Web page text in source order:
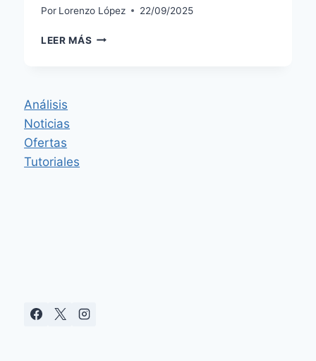
Por Lorenzo López 22/09/2025
LEER MÁS ANÁLISIS
Análisis
Noticias
Ofertas
Tutoriales